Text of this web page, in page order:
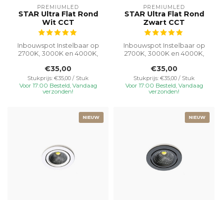
PREMIUMLED
STAR Ultra Flat Rond
Wit CCT
Inbouwspot Instelbaar op
2700K, 3000K en 4000K,
een gatma...
€35,00
Stukprijs: €35,00 / Stuk
Voor 17:00 Besteld, Vandaag
verzonden!
PREMIUMLED
STAR Ultra Flat Rond
Zwart CCT
Inbouwspot Instelbaar op
2700K, 3000K en 4000K,
een gatma...
€35,00
Stukprijs: €35,00 / Stuk
Voor 17:00 Besteld, Vandaag
verzonden!
NIEUW NIEUW